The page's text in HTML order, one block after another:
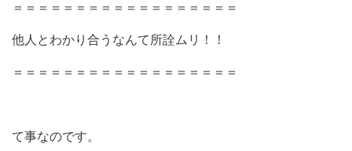
＝＝＝＝＝＝＝＝＝＝＝＝＝＝＝＝＝＝
他人とわかり合うなんて所詮ムリ！！
＝＝＝＝＝＝＝＝＝＝＝＝＝＝＝＝＝＝
て事なのです。